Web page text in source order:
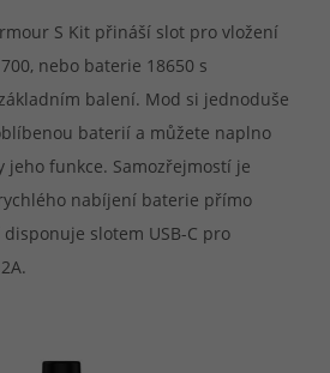
S Kit přináší slot pro vložení
nebo baterie 18650 s
balení. Mod si jednoduše
baterií a můžete naplno
jeho funkce. Samozřejmostí je
nabíjení baterie přímo
slotem USB-C pro